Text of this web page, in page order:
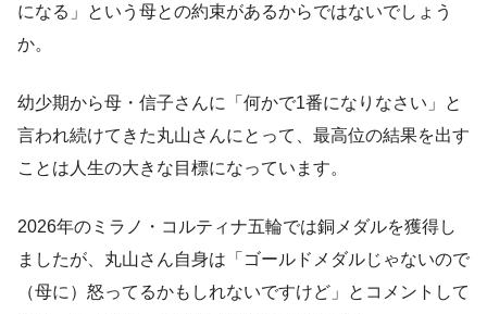
になる」という母との約束があるからではないでしょう
か。
幼少期から母・信子さんに「何かで1番になりなさい」と
言われ続けてきた丸山さんにとって、最高位の結果を出す
ことは人生の大きな目標になっています。
2026年のミラノ・コルティナ五輪では銅メダルを獲得し
ましたが、丸山さん自身は「ゴールドメダルじゃないので
（母に）怒ってるかもしれないですけど」とコメントして